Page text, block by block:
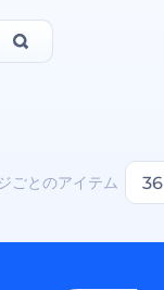
ごとのアイテム 36